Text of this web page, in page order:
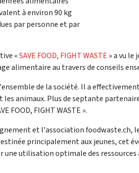
à environ 90 kg
par personne et par
«SAVE FOOD, FIGHT WASTE » a vu le
alimentaire au travers de conseils
de la société. Il a
animaux. Plus de septante
FOOD, FIGHT WASTE ».
et l'association foodwaste.ch,
principalement aux jeunes, cet
une utilisation optimale des